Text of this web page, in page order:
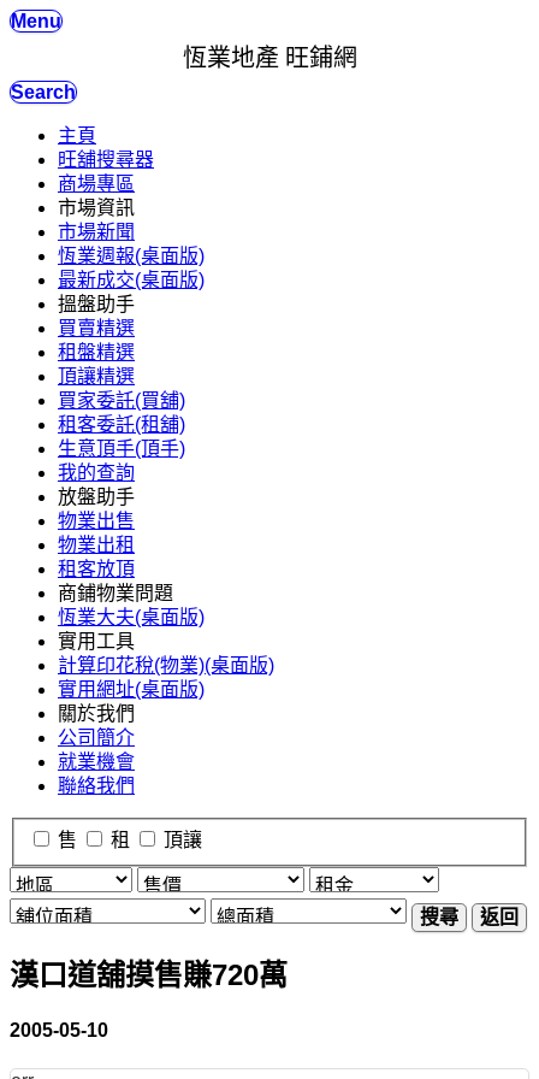
Menu
恆業地產 旺鋪網
Search
主頁
旺舖搜尋器
商場專區
市場資訊
市場新聞
恆業週報(桌面版)
最新成交(桌面版)
搵盤助手
買賣精選
租盤精選
頂讓精選
買家委託(買舖)
租客委託(租舖)
生意頂手(頂手)
我的查詢
放盤助手
物業出售
物業出租
租客放頂
商鋪物業問題
恆業大夫(桌面版)
實用工具
計算印花稅(物業)(桌面版)
實用網址(桌面版)
關於我們
公司簡介
就業機會
聯絡我們
售 租 頂讓
搜尋 返回
漢口道舖摸售賺720萬
2005-05-10